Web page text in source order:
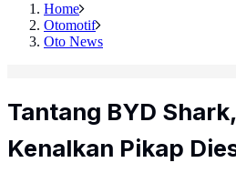
Home
Otomotif
Oto News
Tantang BYD
Kenalkan Pikap